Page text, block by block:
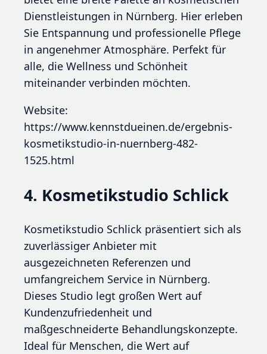
Dienstleistungen in Nürnberg. Hier erleben
Sie Entspannung und professionelle Pflege
in angenehmer Atmosphäre. Perfekt für
alle, die Wellness und Schönheit
miteinander verbinden möchten.
Website:
https://www.kennstdueinen.de/ergebnis-
kosmetikstudio-in-nuernberg-482-
1525.html
4. Kosmetikstudio Schlick
Kosmetikstudio Schlick präsentiert sich als
zuverlässiger Anbieter mit
ausgezeichneten Referenzen und
umfangreichem Service in Nürnberg.
Dieses Studio legt großen Wert auf
Kundenzufriedenheit und
maßgeschneiderte Behandlungskonzepte.
Ideal für Menschen, die Wert auf